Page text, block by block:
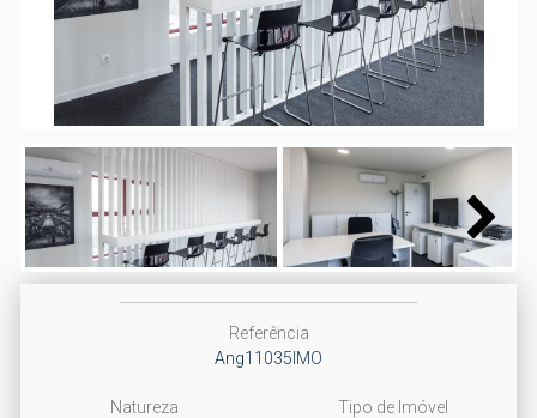
Next
Next
Referência
Ang11035IMO
Natureza
Tipo de Imóvel